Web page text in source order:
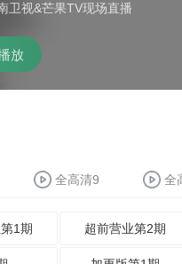
卫视&芒果TV现场直播
放
全高清9 全
1期 超前营业第2期